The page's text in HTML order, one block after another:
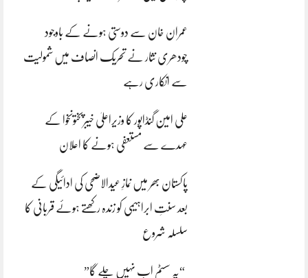
عمران خان سے دوستی ہونے کے باوجود
چودھری نثار نے تحریک انصاف میں شمولیت
سے انکاری رہے
علی امین گنڈاپور کا وزیراعلیٰ خیبرپختونخوا کے
عہدے سے مستعفی ہونے کا اعلان
پاکستان بھر میں نمازِ عیدالاضحی کی ادائیگی کے
بعد سنتِ ابراہیمی کو زندہ رکھتے ہوئے قربانی کا
سلسلہ شروع
“یہ سسٹم اب نہیں چلے گا”